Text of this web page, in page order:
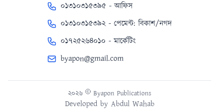
০১৩১০৩১৫৩৯৫ - আফিস
০১৩১০৩১৫৩৯২ - পেমেন্ট: বিকাশ/নগদ
০১৭২৫২৬৪০১০ - মার্কেটিং
byapon@gmail.com
২০২৬ Byapon Publications
Developed by Abdul Wahab